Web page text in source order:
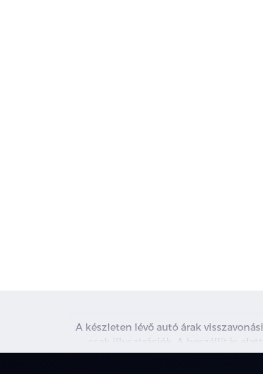
A készleten lévő autó árak
csak illusztrációk. A beszállítás
kapcsolatot. A használt autó